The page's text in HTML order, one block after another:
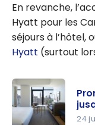
En revanche,
Hyatt pour les
séjours à l’hôtel,
Hyatt (surtout
24